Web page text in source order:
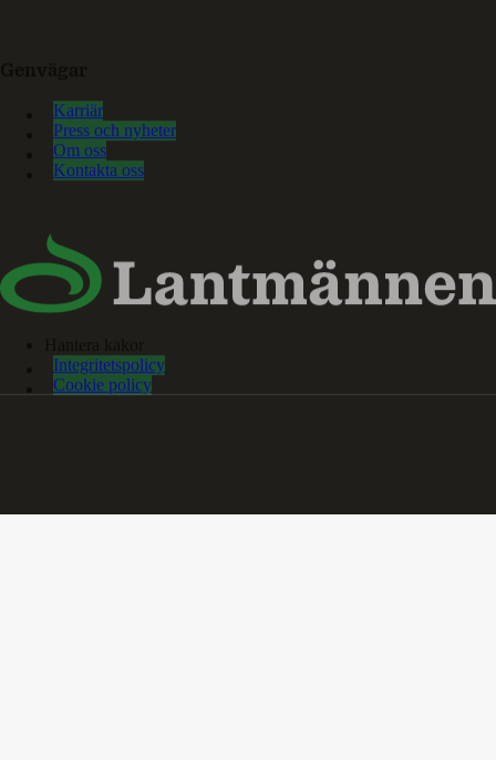
Karriär
Press och nyheter
Om oss
Kontakta oss
Integritetspolicy
Cookie policy